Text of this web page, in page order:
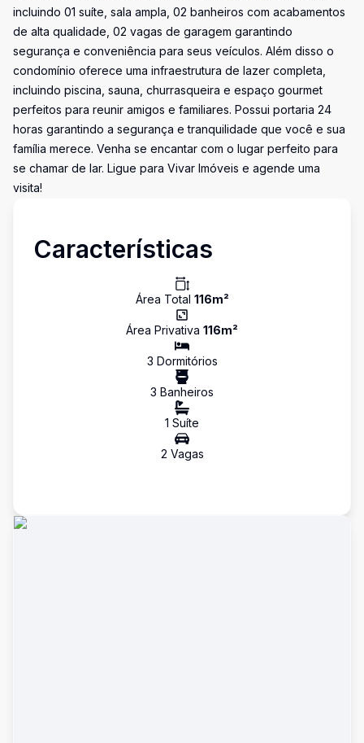
incluindo 01 suíte, sala ampla, 02 banheiros com acabamentos
de alta qualidade, 02 vagas de garagem garantindo
segurança e conveniência para seus veículos. Além disso o
condomínio oferece uma infraestrutura de lazer completa,
incluindo piscina, sauna, churrasqueira e espaço gourmet
perfeitos para reunir amigos e familiares. Possui portaria 24
horas garantindo a segurança e tranquilidade que você e sua
família merece. Venha se encantar com o lugar perfeito para
se chamar de lar. Ligue para Vivar Imóveis e agende uma
visita!
Características
Área Total 116m²
Área Privativa 116m²
3 Dormitórios
3 Banheiros
1 Suíte
2 Vagas